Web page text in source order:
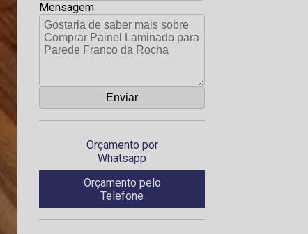
Mensagem
Orçamento por
Whatsapp
Orçamento pelo
Telefone